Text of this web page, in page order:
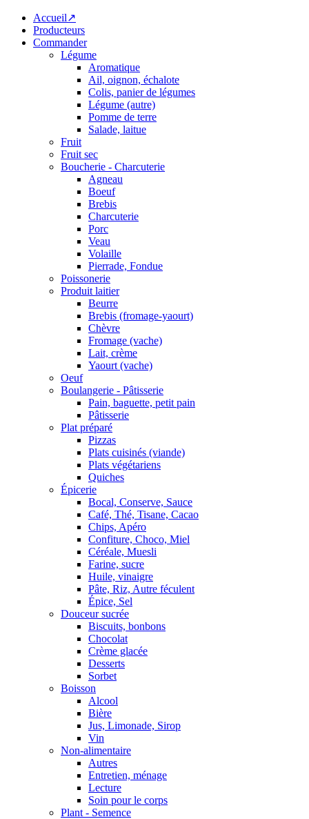
Accueil↗
Producteurs
Commander
Légume
Aromatique
Ail, oignon, échalote
Colis, panier de légumes
Légume (autre)
Pomme de terre
Salade, laitue
Fruit
Fruit sec
Boucherie - Charcuterie
Agneau
Boeuf
Brebis
Charcuterie
Porc
Veau
Volaille
Pierrade, Fondue
Poissonerie
Produit laitier
Beurre
Brebis (fromage-yaourt)
Chèvre
Fromage (vache)
Lait, crème
Yaourt (vache)
Oeuf
Boulangerie - Pâtisserie
Pain, baguette, petit pain
Pâtisserie
Plat préparé
Pizzas
Plats cuisinés (viande)
Plats végétariens
Quiches
Épicerie
Bocal, Conserve, Sauce
Café, Thé, Tisane, Cacao
Chips, Apéro
Confiture, Choco, Miel
Céréale, Muesli
Farine, sucre
Huile, vinaigre
Pâte, Riz, Autre féculent
Épice, Sel
Douceur sucrée
Biscuits, bonbons
Chocolat
Crème glacée
Desserts
Sorbet
Boisson
Alcool
Bière
Jus, Limonade, Sirop
Vin
Non-alimentaire
Autres
Entretien, ménage
Lecture
Soin pour le corps
Plant - Semence